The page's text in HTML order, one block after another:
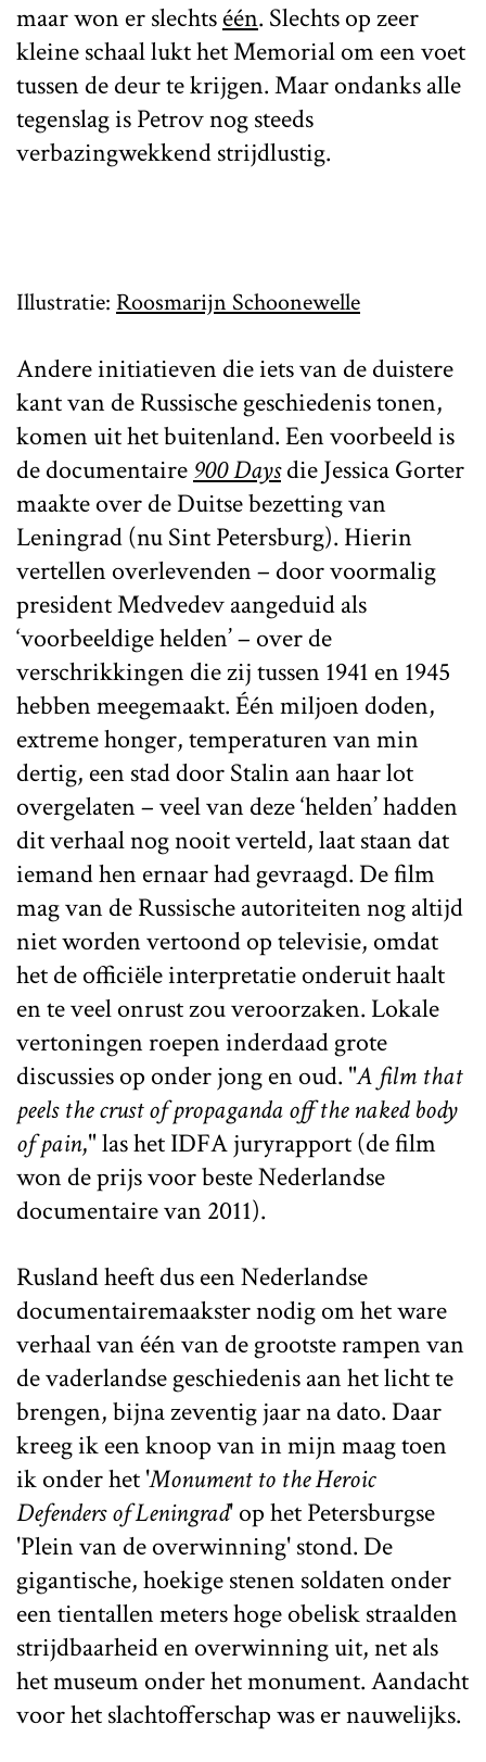
maar won er slechtséén. Slechts op zeer
kleine schaal lukt het Memorial om een voet
tussen de deur te krijgen. Maar ondanks alle
tegenslag is Petrov nog steeds
verbazingwekkend strijdlustig.
Illustratie: Roosmarijn Schoonewelle
Andere initiatieven die iets van de duistere
kant van de Russische geschiedenis tonen,
komen uit het buitenland. Een voorbeeld is
de documentaire900 Daysdie Jessica Gorter
maakte over de Duitse bezetting van
Leningrad (nu Sint Petersburg). Hierin
vertellen overlevenden – door voormalig
president Medvedev aangeduid als
‘voorbeeldige helden’ – over de
verschrikkingen die zij tussen 1941 en 1945
hebben meegemaakt. Één miljoen doden,
extreme honger, temperaturen van min
dertig, een stad door Stalin aan haar lot
overgelaten – veel van deze ‘helden’ hadden
dit verhaal nog nooit verteld, laat staan dat
iemand hen ernaar had gevraagd. De film
mag van de Russische autoriteiten nog altijd
niet worden vertoond op televisie, omdat
het de officiële interpretatie onderuit haalt
en te veel onrust zou veroorzaken. Lokale
vertoningen roepen inderdaad grote
discussies op onder jong en oud. "A film that
peels the crust of propaganda off the naked body
of pain," las het IDFA juryrapport (de film
won de prijs voor beste Nederlandse
documentaire van 2011).
Rusland heeft dus een Nederlandse
documentairemaakster nodig om het ware
verhaal van één van de grootste rampen van
de vaderlandse geschiedenis aan het licht te
brengen, bijna zeventig jaar na dato. Daar
kreeg ik een knoop van in mijn maag toen
ik onder het 'Monument to the Heroic
Defenders of Leningrad' op het Petersburgse
'Plein van de overwinning' stond. De
gigantische, hoekige stenen soldaten onder
een tientallen meters hoge obelisk straalden
strijdbaarheid en overwinning uit, net als
het museum onder het monument. Aandacht
voor het slachtofferschap was er nauwelijks.